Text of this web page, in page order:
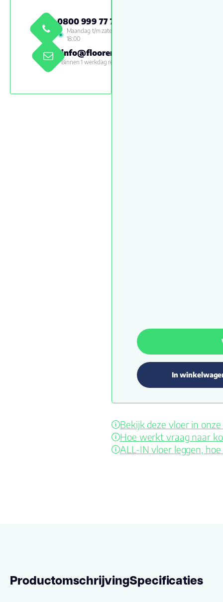
0800 999 77 79
Maandag t/m zaterdag 09:00 -
18:00
info@floorenmore.nl
Binnen 1 werkdag reactie
In
Bekijk deze vloer in
Hoe werkt vraag naar
ALL-IN vloer leggen,
ProductomschrijvingSpecificaties